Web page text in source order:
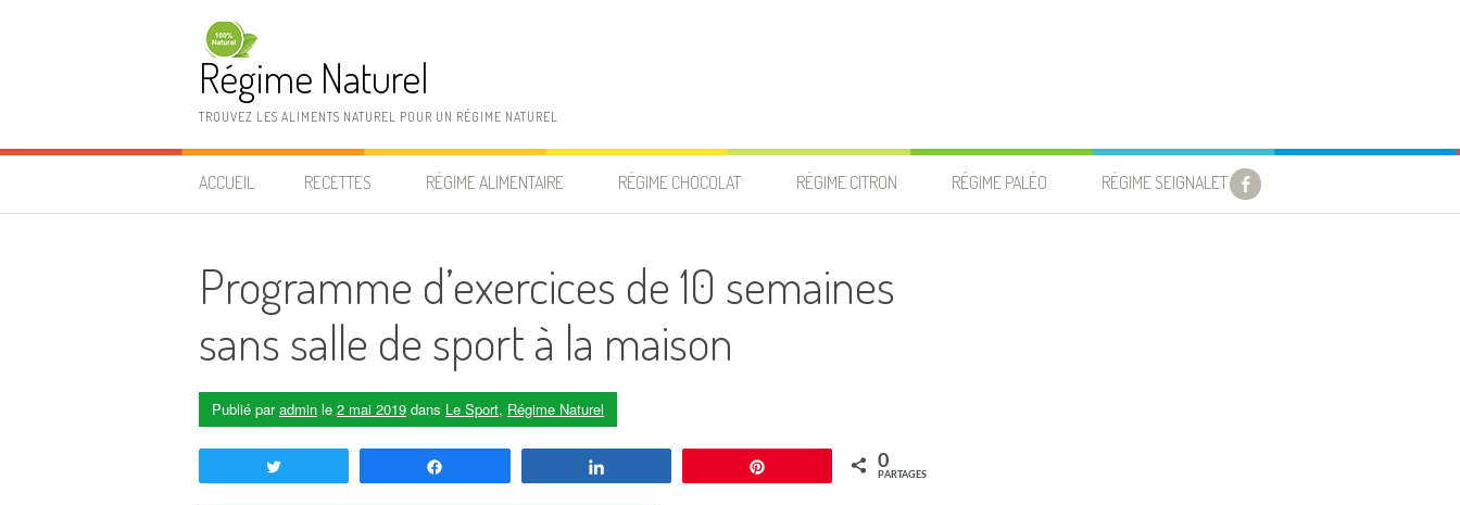
Régime Naturel
TROUVEZ LES ALIMENTS NATUREL POUR UN RÉGIME NATUREL
ACCUEIL RECETTES RÉGIME ALIMENTAIRE RÉGIME CHOCOLAT RÉGIME CITRON RÉGIME PALÉO RÉGIME SEIGNALET
Programme d’exercices de 10 semaines
sans salle de sport à la maison
Publié paradmin le 2 mai 2019 dans Le Sport, Régime Naturel
0
PARTAGES